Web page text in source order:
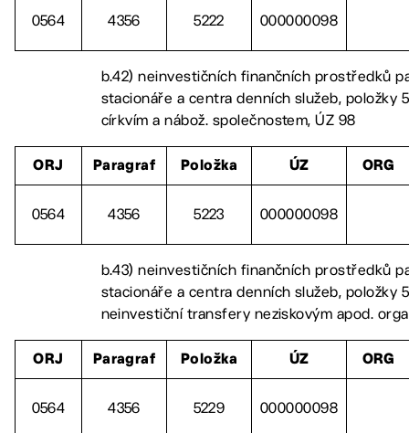
0564 4356 5222 000000098
b.42) neinvestičních finančních prostředků
stacionáře a centra denních služeb, položky
církvím a nábož. společnostem, ÚZ 98
ORJ Paragraf Položka ÚZ ORG
0564 4356 5223 000000098
b.43) neinvestičních finančních prostředků
stacionáře a centra denních služeb, položky
neinvestiční transfery neziskovým apod.
ORJ Paragraf Položka ÚZ ORG
0564 4356 5229 000000098